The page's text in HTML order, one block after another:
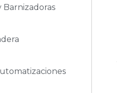
Barnizadoras